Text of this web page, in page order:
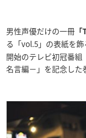
男性声優だけの一冊
る「vol.5」の表紙を飾
開始のテレビ初冠番
名言編－」を記念した